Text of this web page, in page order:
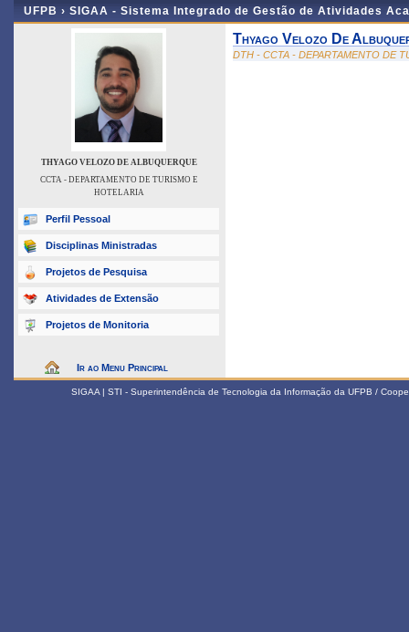
UFPB › SIGAA - Sistema Integrado de Gestão de Atividades
THYAGO VELOZO DE ALBUQUERQUE
CCTA - DEPARTAMENTO DE TURISMO E
HOTELARIA
Perfil Pessoal
Disciplinas Ministradas
Projetos de Pesquisa
Atividades de Extensão
Projetos de Monitoria
Ir ao Menu Principal
Thyago Velozo De
DTH - CCTA - DEPARTAMENTO DE
SIGAA | STI - Superintendência de Tecnologia da Informação da UFPB /